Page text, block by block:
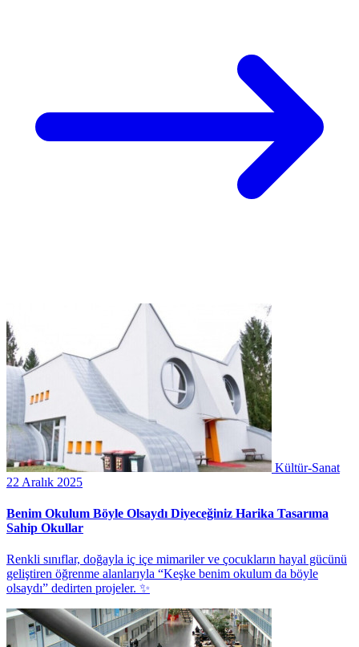
Kültür-Sanat
22 Aralık 2025
Benim Okulum Böyle Olsaydı Diyeceğiniz Harika Tasarıma
Sahip Okullar
Renkli sınıflar, doğayla iç içe mimariler ve çocukların hayal gücünü
geliştiren öğrenme alanlarıyla “Keşke benim okulum da böyle
olsaydı” dedirten projeler. ✨